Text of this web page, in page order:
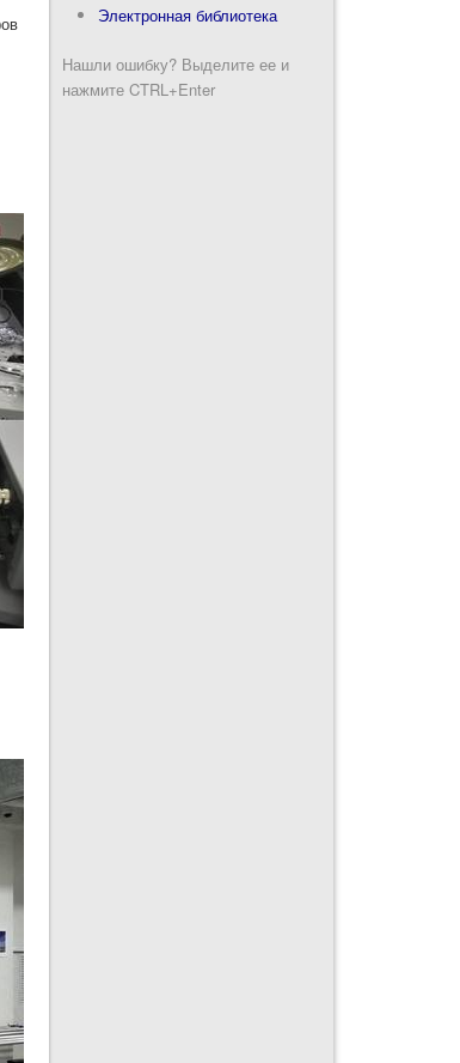
Электронная библиотека
Нашли ошибку? Выделите ее и
нажмите CTRL+Enter